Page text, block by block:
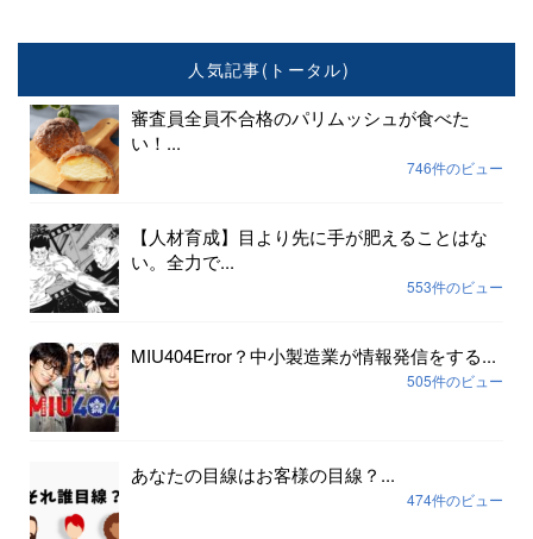
人気記事(トータル)
審査員全員不合格のパリムッシュが食べた
い！...
746件のビュー
【人材育成】目より先に手が肥えることはな
い。全力で...
553件のビュー
MIU404Error？中小製造業が情報発信をする...
505件のビュー
あなたの目線はお客様の目線？...
474件のビュー